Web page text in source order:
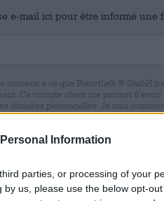
Information
parties, or processing of your
us, please use the below opt-
e-mail ici pour être informé une
consens à ce que Bierothek ® GmbH
Ce compte client me permet
données personnelles. Je suis
en envoyant un e-mail à
pas la légalité du traitement effectué
de plus amples informations dans notre